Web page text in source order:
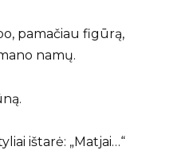
pamačiau figūrą,
namų.
ištarė: „Matjai…“